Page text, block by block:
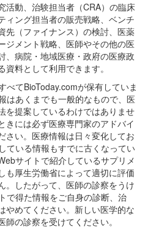
活動、治験担当者（CRA）の臨床
ィング担当者の販売戦略、ベンチ
先（ファイナンス）の検討、医薬
ジメント戦略、医師やその他の医
、病院・地域医療・政府の医療政
料として利用できます。
べてBioToday.comが保有していま
はあくまでも一般的なもので、医
を提案しているわけではありませ
きには必ず医療専門家のアドバイ
さい。医療情報は日々変化してお
ている情報もすでに古くなってい
サイトで紹介しているサプリメ
も厚生労働省によって適切に評価
。したがって、医師の診察をうけ
で得た情報をご自身の診断、治
やめてください。新しい医学的な
の診察を受けてください。